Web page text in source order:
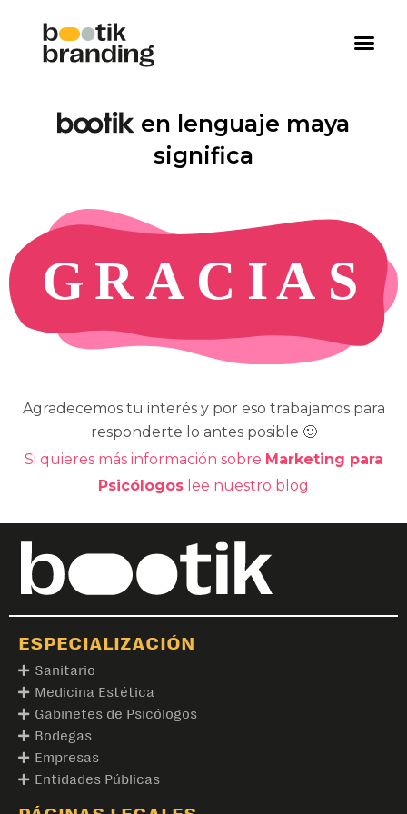
en lenguaje maya
significa
Agradecemos tu interés y por eso trabajamos para
responderte lo antes posible 🙂
Si quieres más información sobre Marketing para
Psicólogos lee nuestro blog
ESPECIALIZACIÓN
Sanitario
Medicina Estética
Gabinetes de Psicólogos
Bodegas
Empresas
Entidades Públicas